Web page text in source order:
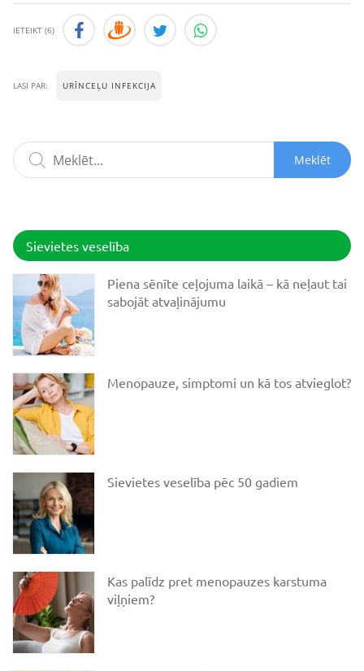
IETEIKT (6)
LASI PAR: URĪNCEĻU INFEKCIJA
Meklēt
Sievietes veselība
Piena sēnīte ceļojuma laikā – kā neļaut tai
sabojāt atvaļinājumu
Menopauze, simptomi un kā tos atvieglot?
Sievietes veselība pēc 50 gadiem
Kas palīdz pret menopauzes karstuma
viļņiem?